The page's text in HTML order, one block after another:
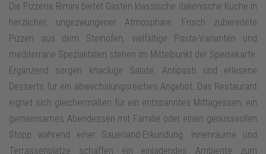
Die Pizzeria Rimini bietet Gästen klassische italienische Küche in
herzlicher, ungezwungener Atmosphäre. Frisch zubereitete
Pizzen aus dem Steinofen, vielfältige Pasta‑Varianten und
mediterrane Spezialitäten stehen im Mittelpunkt der Speisekarte.
Ergänzend sorgen knackige Salate, Antipasti und erlesene
Desserts für ein abwechslungsreiches Angebot. Das Restaurant
eignet sich gleichermaßen für ein entspanntes Mittagessen, ein
gemeinsames Abendessen mit Familie oder einen genussvollen
Stopp während einer Sauerland‑Erkundung. Innenräume und
Terrassenplätze schaffen ein einladendes Ambiente zum